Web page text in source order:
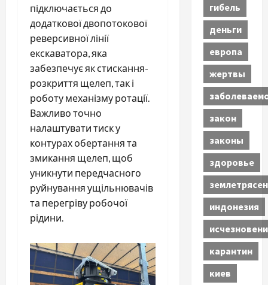
підключається до
додаткової двопотокової
реверсивної лінії
екскаватора, яка
забезпечує як стискання-
розкриття щелеп, так і
роботу механізму ротації.
Важливо точно
налаштувати тиск у
контурах обертання та
змикання щелеп, щоб
уникнути передчасного
руйнування ущільнювачів
та перегріву робочої
рідини.
гибель
деньги
европа
жертвы
закон
законы
здоровье
индонезия
карантин
киев